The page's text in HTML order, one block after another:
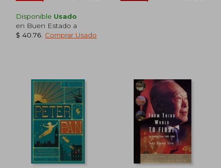
40%
dcto.
Disponible Usado
en Buen Estado a
$ 40.76 Comprar Usado
45%
dcto.